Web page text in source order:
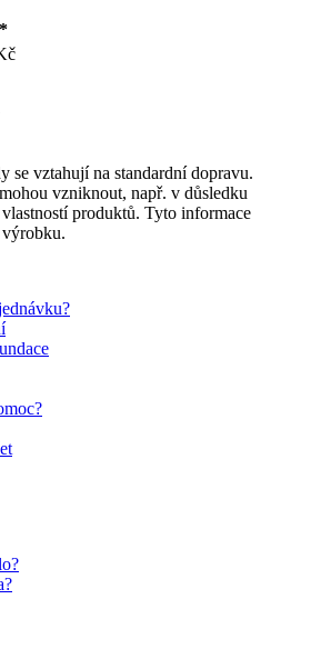
se vztahují na standardní dopravu.
vzniknout, např. v důsledku
produktů. Tyto informace